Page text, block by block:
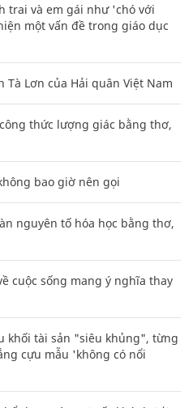
trai và em gái như 'chó với
một vấn đề trong giáo dục
Lơn của Hải quân Việt Nam
thức lượng giác bằng thơ,
bao giờ nên gọi
nguyên tố hóa học bằng thơ,
cuộc sống mang ý nghĩa thay
khối tài sản "siêu khủng", từng
cựu mẫu 'không có nổi